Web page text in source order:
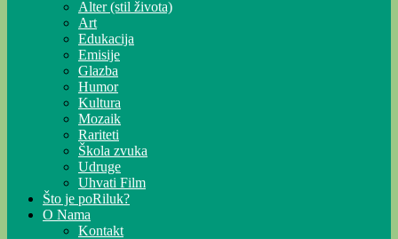
Alter (stil života)
Art
Edukacija
Emisije
Glazba
Humor
Kultura
Mozaik
Rariteti
Škola zvuka
Udruge
Uhvati Film
Što je poRiluk?
O Nama
Kontakt